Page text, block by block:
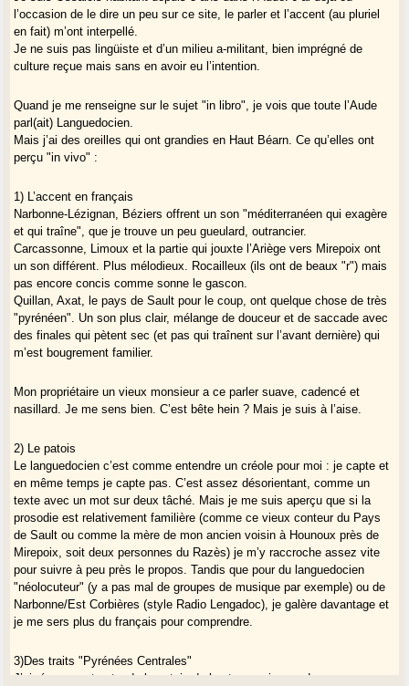
l’occasion de le dire un peu sur ce site, le parler et l’accent (au pluriel
en fait) m’ont interpellé.
Je ne suis pas lingüiste et d’un milieu a-militant, bien imprégné de
culture reçue mais sans en avoir eu l’intention.
Quand je me renseigne sur le sujet "in libro", je vois que toute l’Aude
parl(ait) Languedocien.
Mais j’ai des oreilles qui ont grandies en Haut Béarn. Ce qu’elles ont
perçu "in vivo" :
1) L’accent en français
Narbonne-Lézignan, Béziers offrent un son "méditerranéen qui exagère
et qui traîne", que je trouve un peu gueulard, outrancier.
Carcassonne, Limoux et la partie qui jouxte l’Ariège vers Mirepoix ont
un son différent. Plus mélodieux. Rocailleux (ils ont de beaux "r") mais
pas encore concis comme sonne le gascon.
Quillan, Axat, le pays de Sault pour le coup, ont quelque chose de très
"pyrénéen". Un son plus clair, mélange de douceur et de saccade avec
des finales qui pètent sec (et pas qui traînent sur l’avant dernière) qui
m’est bougrement familier.
Mon propriétaire un vieux monsieur a ce parler suave, cadencé et
nasillard. Je me sens bien. C’est bête hein ? Mais je suis à l’aise.
2) Le patois
Le languedocien c’est comme entendre un créole pour moi : je capte et
en même temps je capte pas. C’est assez désorientant, comme un
texte avec un mot sur deux tâché. Mais je me suis aperçu que si la
prosodie est relativement familière (comme ce vieux conteur du Pays
de Sault ou comme la mère de mon ancien voisin à Hounoux près de
Mirepoix, soit deux personnes du Razès) je m’y raccroche assez vite
pour suivre à peu près le propos. Tandis que pour du languedocien
"néolocuteur" (y a pas mal de groupes de musique par exemple) ou de
Narbonne/Est Corbières (style Radio Lengadoc), je galère davantage et
je me sers plus du français pour comprendre.
3)Des traits "Pyrénées Centrales"
J’ai récemment entendu le patois du haut comminges, du couserans.